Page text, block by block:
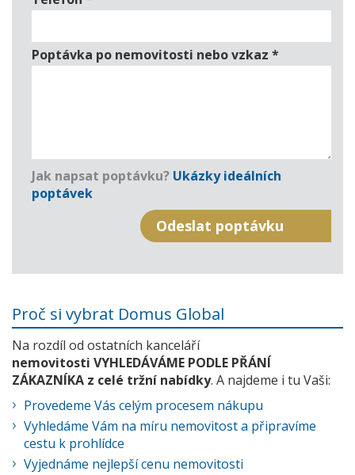
Poptávka po nemovitosti nebo vzkaz *
Jak napsat poptávku? Ukázky ideálních
poptávek
Proč si vybrat Domus Global
Na rozdíl od ostatních kanceláří
nemovitosti VYHLEDÁVÁME PODLE PŘÁNÍ
ZÁKAZNÍKA z celé tržní nabídky. A najdeme i tu Vaši:
Provedeme Vás celým procesem nákupu
Vyhledáme Vám na míru nemovitost a připravíme
cestu k prohlídce
Vyjednáme nejlepší cenu nemovitosti